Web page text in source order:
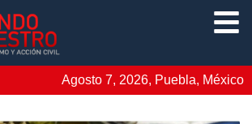
Agosto 7, 2026, Puebla, México